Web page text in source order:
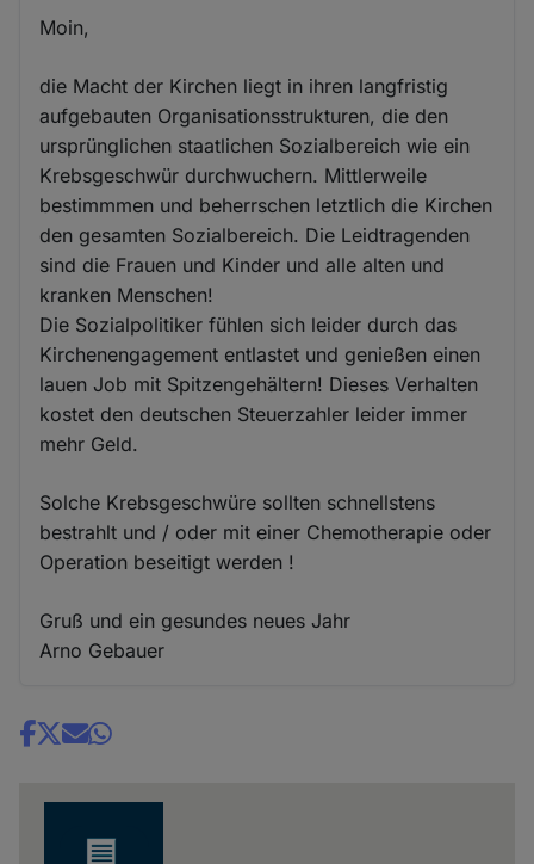
Moin,
die Macht der Kirchen liegt in ihren langfristig
aufgebauten Organisationsstrukturen, die den
ursprünglichen staatlichen Sozialbereich wie ein
Krebsgeschwür durchwuchern. Mittlerweile
bestimmmen und beherrschen letztlich die Kirchen
den gesamten Sozialbereich. Die Leidtragenden
sind die Frauen und Kinder und alle alten und
kranken Menschen!
Die Sozialpolitiker fühlen sich leider durch das
Kirchenengagement entlastet und genießen einen
lauen Job mit Spitzengehältern! Dieses Verhalten
kostet den deutschen Steuerzahler leider immer
mehr Geld.
Solche Krebsgeschwüre sollten schnellstens
bestrahlt und / oder mit einer Chemotherapie oder
Operation beseitigt werden !
Gruß und ein gesundes neues Jahr
Arno Gebauer
Share